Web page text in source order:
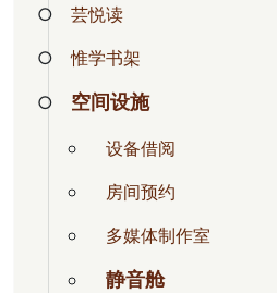
芸悦读
惟学书架
空间设施
设备借阅
房间预约
多媒体制作室
静音舱